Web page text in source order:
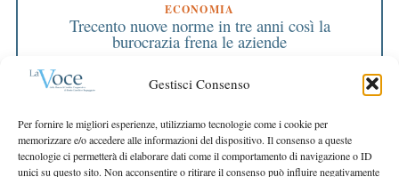
Gestisci Consenso
Per fornire le migliori esperienze, utilizziamo tecnologie come i cookie per
memorizzare e/o accedere alle informazioni del dispositivo. Il consenso a queste
tecnologie ci permetterà di elaborare dati come il comportamento di navigazione o ID
unici su questo sito. Non acconsentire o ritirare il consenso può influire negativamente
ECONOMIA
Trecento nuove norme in tre anni così la
burocrazia frena le aziende
Bcc, siamo l’ultima banca locale
Fiducia come motore per la ripresa
EDITORIALE PRESIDENTE